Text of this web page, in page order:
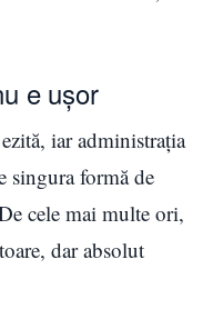
e ușor
iar administrația
singura formă de
cele mai multe ori,
dar absolut